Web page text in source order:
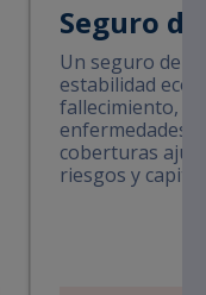
Seguro
Un seguro de
estabilidad
fallecimiento,
enfermedades
coberturas
riesgos y